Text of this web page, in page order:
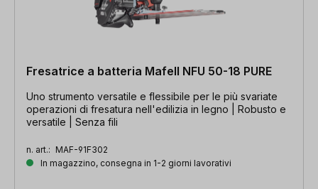
Fresatrice a batteria Mafell NFU 50-18 PURE
Uno strumento versatile e flessibile per le più svariate
operazioni di fresatura nell'edilizia in legno | Robusto e
versatile | Senza fili
n. art.: MAF-91F302
In magazzino, consegna in 1-2 giorni lavorativi